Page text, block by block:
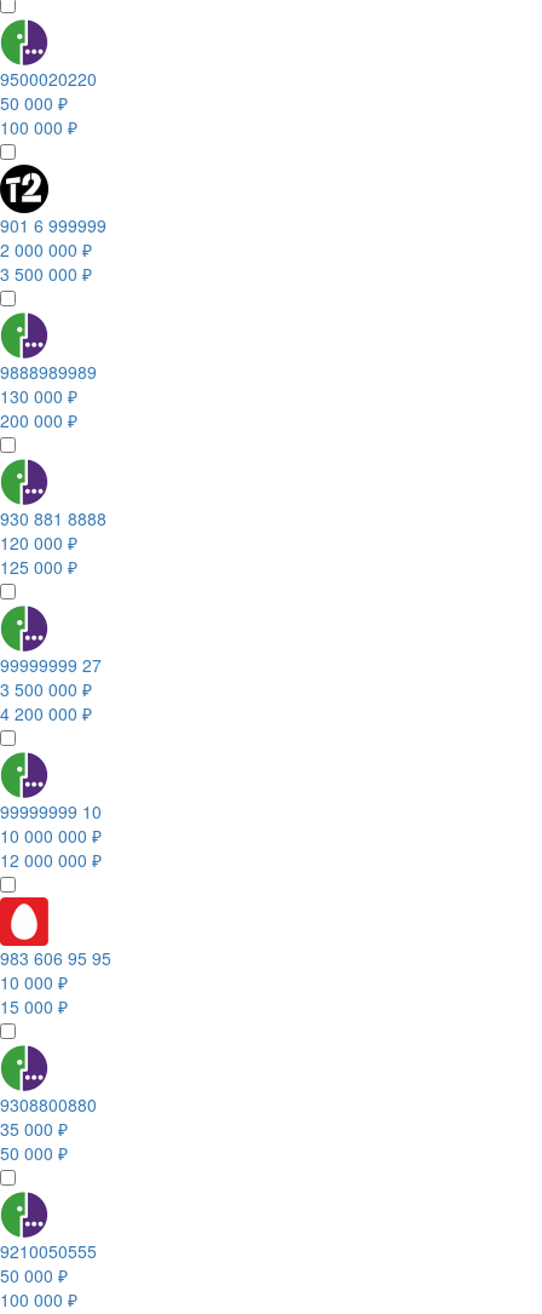
9500020220
50 000 ₽
100 000 ₽
901 6 999999
2 000 000 ₽
3 500 000 ₽
9888989989
130 000 ₽
200 000 ₽
930 881 8888
120 000 ₽
125 000 ₽
99999999 27
3 500 000 ₽
4 200 000 ₽
99999999 10
10 000 000 ₽
12 000 000 ₽
983 606 95 95
10 000 ₽
15 000 ₽
9308800880
35 000 ₽
50 000 ₽
9210050555
50 000 ₽
100 000 ₽